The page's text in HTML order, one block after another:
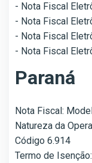
- Nota Fiscal
- Nota Fiscal
- Nota Fiscal
- Nota Fiscal
Paraná
Nota Fiscal:
Natureza da
Código 6.914
Termo de